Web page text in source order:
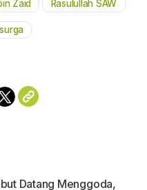
Mute
Zaid Rasulullah SAW
Datang Menggoda,